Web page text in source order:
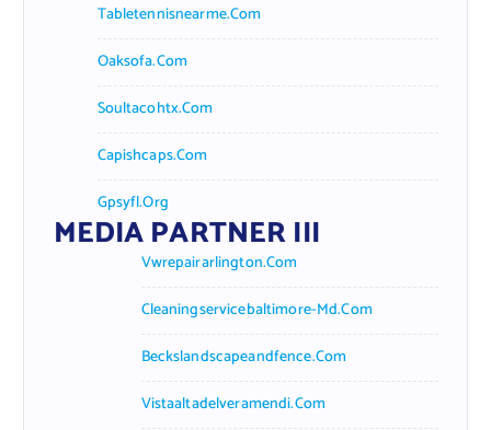
Tabletennisnearme.com
Oaksofa.com
Soultacohtx.com
Capishcaps.com
Gpsyfl.org
MEDIA PARTNER III
Vwrepairarlington.com
Cleaningservicebaltimore-Md.com
Beckslandscapeandfence.com
Vistaaltadelveramendi.com